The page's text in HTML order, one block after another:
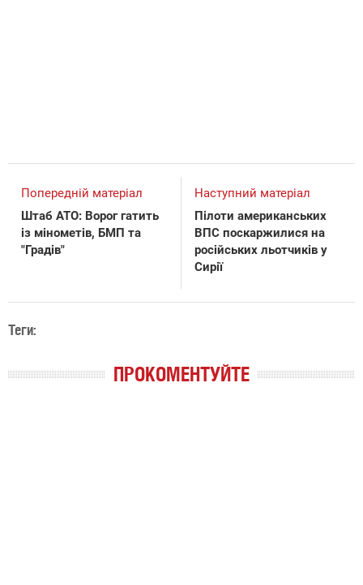
Попередній матеріал
Штаб АТО: Ворог гатить
із мінометів, БМП та
"Градів"
Наступний матеріал
Пілоти американських
ВПС поскаржилися на
російських льотчиків у
Сирії
Теги:
ПРОКОМЕНТУЙТЕ